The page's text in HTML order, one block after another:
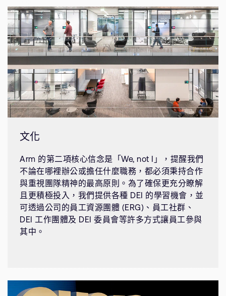
文化
Arm 的第二項核心信念是「We, not I」，提醒我們
不論在哪裡辦公或擔任什麼職務，都必須秉持合作
與重視團隊精神的最高原則。為了確保更充分瞭解
且更積極投入，我們提供各種 DEI 的學習機會，並
可透過公司的員工資源團體 (ERG)、員工社群、
DEI 工作團體及 DEI 委員會等許多方式讓員工參與
其中。